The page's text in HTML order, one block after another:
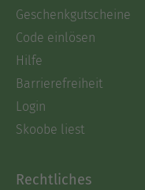
Geschenkgutscheine
Code einlösen
Hilfe
Barrierefreiheit
Login
Skoobe liest
Rechtliches